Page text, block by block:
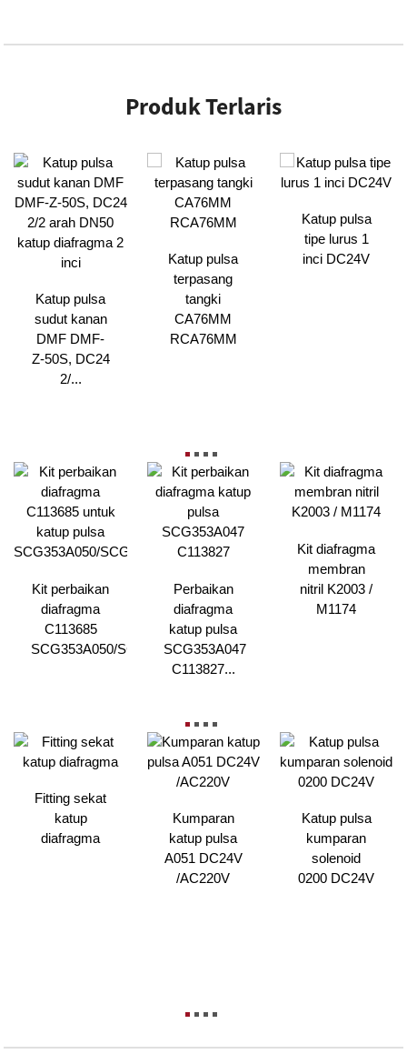
Produk Terlaris
Katup pulsa
sudut kanan
DMF DMF-
Z-50S, DC24
2/...
Katup pulsa
terpasang
tangki
CA76MM
RCA76MM
Katup pulsa
tipe lurus 1
inci DC24V
Kit perbaikan
diafragma
C113685
SCG353A050/SCG353...
Perbaikan
diafragma
katup pulsa
SCG353A047
C113827...
Kit diafragma
membran
nitril K2003 /
M1174
Fitting sekat
katup
diafragma
Kumparan
katup pulsa
A051 DC24V
/AC220V
Katup pulsa
kumparan
solenoid
0200 DC24V